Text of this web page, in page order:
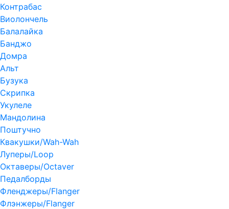
Контрабас
Виолончель
Балалайка
Банджо
Домра
Альт
Бузука
Скрипка
Укулеле
Мандолина
Поштучно
Квакушки/Wah-Wah
Луперы/Loop
Октаверы/Octaver
Педалборды
Фленджеры/Flanger
Флэнжеры/Flanger